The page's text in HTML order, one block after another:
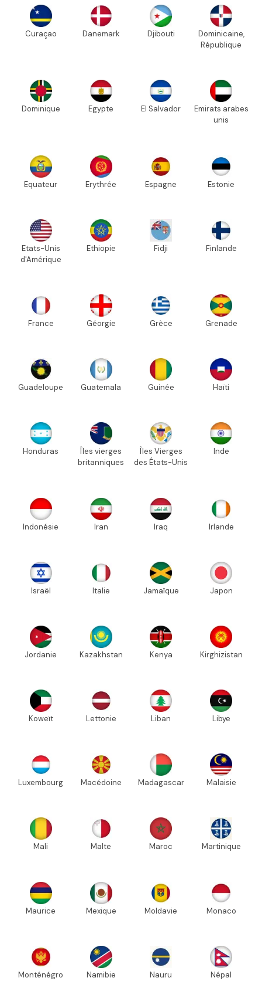
Curaçao Danemark Djibouti
Dominicaine,
République
Dominique Egypte El Salvador
Emirats arabes
unis
Equateur Erythrée Espagne Estonie
Etats-Unis
d'Amérique
Ethiopie Fidji Finlande
France Géorgie Grèce Grenade
Guadeloupe Guatemala Guinée Haïti
Honduras
Îles vierges
britanniques
Îles Vierges
des États-Unis
Inde
Indonésie Iran Iraq Irlande
Israël Italie Jamaïque Japon
Jordanie Kazakhstan Kenya Kirghizistan
Koweït Lettonie Liban Libye
Luxembourg Macédoine Madagascar Malaisie
Mali Malte Maroc Martinique
Maurice Mexique Moldavie Monaco
Monténégro Namibie Nauru Népal